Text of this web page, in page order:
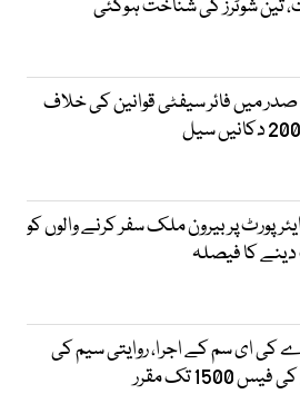
تین شوٹرز کی شناخت ہوگئی
میں فائر سیفٹی قوانین کی خلاف
پر بیرون ملک سفر کرنے والوں کو
کا فیصلہ
کی ای سم کے اجرا، روایتی سیم کی
1500 تک مقرر